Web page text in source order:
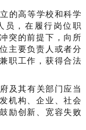
的高等学校和科学
员，在履行岗位职
突的前提下，向所
主要负责人或者分
职工作，获得合法
及其有关部门应当
机构、企业、社会
励创新、宽容失败